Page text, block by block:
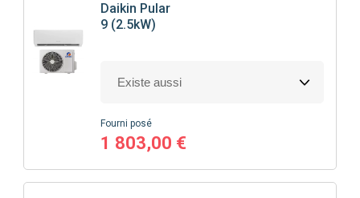
Daikin Pular
9 (2.5kW)
Fourni posé
1 803,00 €